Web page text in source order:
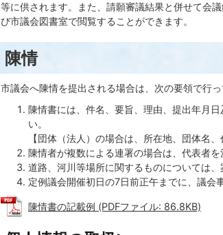
等に供されます。また、請願審議結果と併せて会
び市議会図書室で閲覧することができます。
陳情
市議会へ陳情を提出される場合は、次の要領で行
陳情書には、件名、要旨、理由、提出年月
い。
【団体（法人）の場合は、所在地、団体名
陳情者が複数による連署の場合は、代表者を
道路、河川等場所に関するものについては、
定例議会開催初日の7日前正午までに、議会
陳情書の記載例 (PDFファイル: 86.8KB)